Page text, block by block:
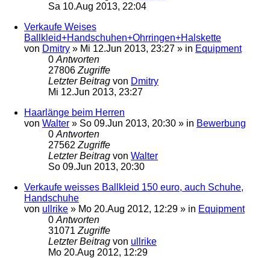
Sa 10.Aug 2013, 22:04
Verkaufe Weises
Ballkleid+Handschuhen+Ohrringen+Halskette
von Dmitry » Mi 12.Jun 2013, 23:27 » in Equipment
0 Antworten
27806 Zugriffe
Letzter Beitrag von Dmitry
Mi 12.Jun 2013, 23:27
Haarlänge beim Herren
von Walter » So 09.Jun 2013, 20:30 » in Bewerbung
0 Antworten
27562 Zugriffe
Letzter Beitrag von Walter
So 09.Jun 2013, 20:30
Verkaufe weisses Ballkleid 150 euro, auch Schuhe,
Handschuhe
von ullrike » Mo 20.Aug 2012, 12:29 » in Equipment
0 Antworten
31071 Zugriffe
Letzter Beitrag von ullrike
Mo 20.Aug 2012, 12:29